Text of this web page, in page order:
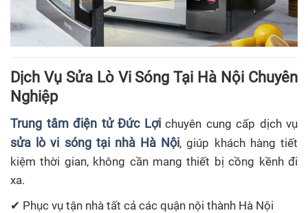
Dịch Vụ Sửa Lò Vi Sóng Tại Hà Nội Chuyên
Nghiệp
Trung tâm điện tử Đức Lợi chuyên cung cấp dịch vụ
sửa lò vi sóng tại nhà Hà Nội, giúp khách hàng tiết
kiệm thời gian, không cần mang thiết bị cồng kềnh đi
xa.
✔ Phục vụ tận nhà tất cả các quận nội thành Hà Nội